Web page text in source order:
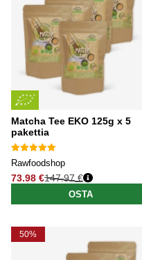
Matcha Tee EKO 125g x 5
pakettia
Rawfoodshop
73.98 €
Normaali hinta
147.97 €
OSTA
50%